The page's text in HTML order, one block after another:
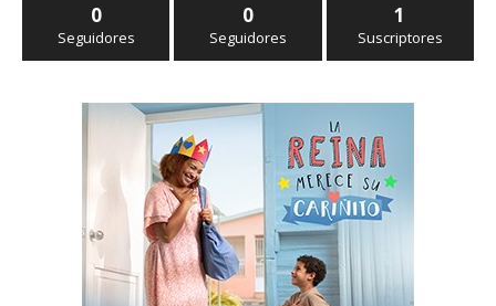
0
Seguidores
0
Seguidores
1
Suscriptores